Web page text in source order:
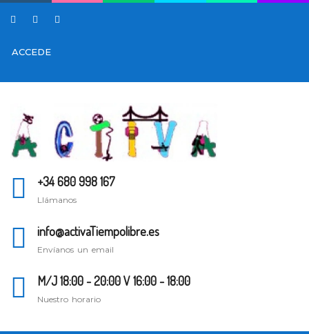
ACCEDE
+34 680 998 167
Llámanos
info@activaTiempolibre.es
Envíanos un email
M/J 18:00 - 20:00 V 16:00 - 18:00
Nuestro horario